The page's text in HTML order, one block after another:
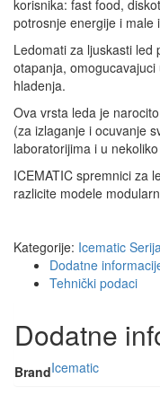
korisnika: fast food,
potrosnje energije i male
Ledomati za ljuskasti led
otapanja,
hladenja.
Ova vrsta leda je
(za izlaganje i ocuvanje
laboratorijima i u
ICEMATIC spremnici za
razlicite modele
Kategorije: Icematic
Dodatne
Tehnički podaci
Dodatne
BrandIcematic